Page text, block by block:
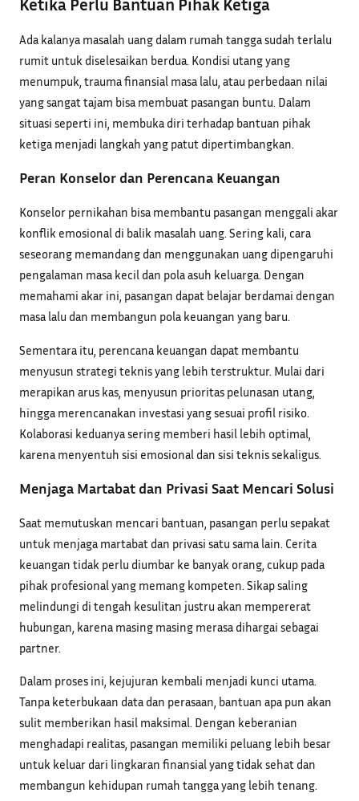
Ada kalanya masalah uang dalam rumah tangga sudah terlalu
rumit untuk diselesaikan berdua. Kondisi utang yang
menumpuk, trauma finansial masa lalu, atau perbedaan nilai
yang sangat tajam bisa membuat pasangan buntu. Dalam
situasi seperti ini, membuka diri terhadap bantuan pihak
ketiga menjadi langkah yang patut dipertimbangkan.
Peran Konselor dan Perencana Keuangan
Konselor pernikahan bisa membantu pasangan menggali akar
konflik emosional di balik masalah uang. Sering kali, cara
seseorang memandang dan menggunakan uang dipengaruhi
pengalaman masa kecil dan pola asuh keluarga. Dengan
memahami akar ini, pasangan dapat belajar berdamai dengan
masa lalu dan membangun pola keuangan yang baru.
Sementara itu, perencana keuangan dapat membantu
menyusun strategi teknis yang lebih terstruktur. Mulai dari
merapikan arus kas, menyusun prioritas pelunasan utang,
hingga merencanakan investasi yang sesuai profil risiko.
Kolaborasi keduanya sering memberi hasil lebih optimal,
karena menyentuh sisi emosional dan sisi teknis sekaligus.
Menjaga Martabat dan Privasi Saat Mencari Solusi
Saat memutuskan mencari bantuan, pasangan perlu sepakat
untuk menjaga martabat dan privasi satu sama lain. Cerita
keuangan tidak perlu diumbar ke banyak orang, cukup pada
pihak profesional yang memang kompeten. Sikap saling
melindungi di tengah kesulitan justru akan mempererat
hubungan, karena masing masing merasa dihargai sebagai
partner.
Dalam proses ini, kejujuran kembali menjadi kunci utama.
Tanpa keterbukaan data dan perasaan, bantuan apa pun akan
sulit memberikan hasil maksimal. Dengan keberanian
menghadapi realitas, pasangan memiliki peluang lebih besar
untuk keluar dari lingkaran finansial yang tidak sehat dan
membangun kehidupan rumah tangga yang lebih tenang.